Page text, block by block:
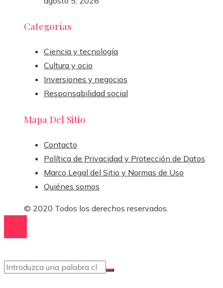
Categorías
Ciencia y tecnología
Cultura y ocio
Inversiones y negocios
Responsabilidad social
Mapa Del Sitio
Contacto
Política de Privacidad y Protección de Datos
Marco Legal del Sitio y Normas de Uso
Quiénes somos
© 2020 Todos los derechos reservados.